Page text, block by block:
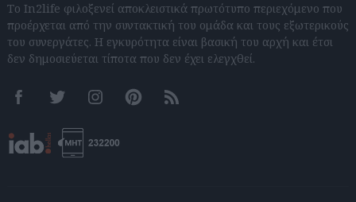
Το In2life φιλοξενεί αποκλειστικά πρωτότυπο περιεχόμενο που
προέρχεται από την συντακτική του ομάδα και τους εξωτερικούς
του συνεργάτες. Η εγκυρότητα είναι βασική του αρχή και έτσι
δεν δημοσιεύεται τίποτα που δεν έχει ελεγχθεί.
FacebookTwitter InstagramPinterestRSS feeds